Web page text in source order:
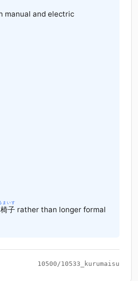
manual and electric
子
まいす
rather than longer formal
10500/10533_kurumaisu